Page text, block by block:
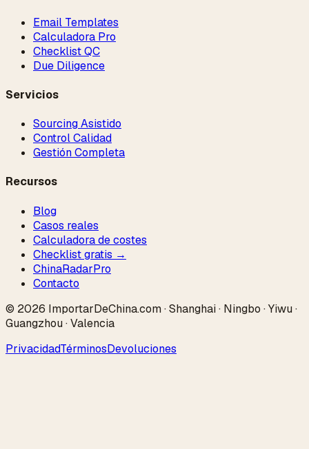
Email Templates
Calculadora Pro
Checklist QC
Due Diligence
Servicios
Sourcing Asistido
Control Calidad
Gestión Completa
Recursos
Blog
Casos reales
Calculadora de costes
Checklist gratis →
ChinaRadarPro
Contacto
© 2026 ImportarDeChina.com · Shanghai · Ningbo · Yiwu ·
Guangzhou · Valencia
PrivacidadTérminosDevoluciones